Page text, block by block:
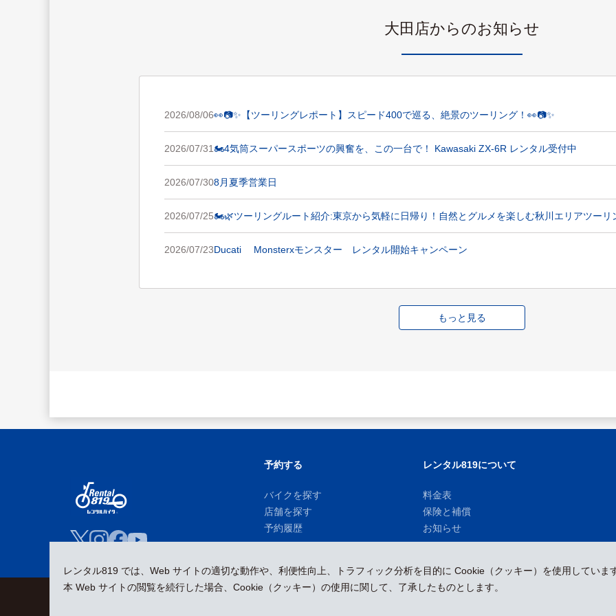
大田店からのお知らせ
2026/08/06👀📷✨【ツーリングレポート】スピード400で巡る、絶景のツーリング！👀📷✨
2026/07/31 🏍️4気筒スーパースポーツの興奮を、この一台で！ Kawasaki ZX-6R レンタル受付中
2026/07/308月夏季営業日
2026/07/25🏍️🌿ツーリングルート紹介:東京から気軽に日帰り！自然とグルメを楽しむ秋川エリアツーリ
2026/07/23Ducati Monsterxモンスター レンタル開始キャンペーン
もっと見る
レンタル819 では、Web サイトの適切な動作や、利便性向上、トラフィック分析を目的に Cookie（クッキー）を使用していま
本 Web サイトの閲覧を続行した場合、Cookie（クッキー）の使用に関して、了承したものとします。
予約する
バイクを探す
店舗を探す
予約履歴
レンタル819について
料金表
保険と補償
お知らせ